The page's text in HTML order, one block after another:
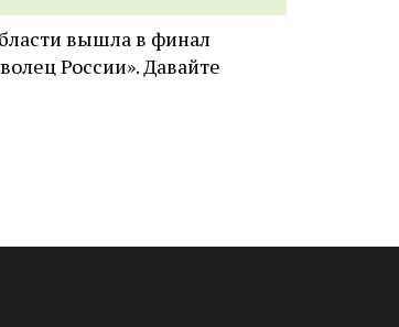
вышла в финал
России». Давайте